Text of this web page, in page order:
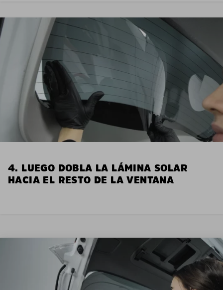
4. LUEGO DOBLA LA LÁMINA SOLAR
HACIA EL RESTO DE LA VENTANA